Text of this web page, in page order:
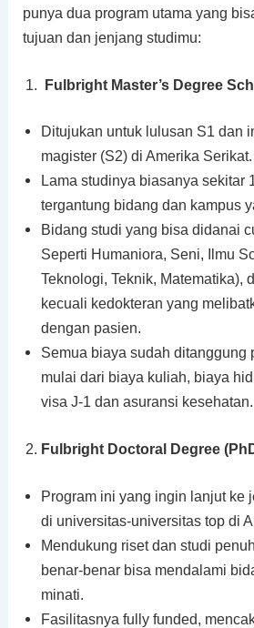
punya dua program utama yang
tujuan dan jenjang studimu:
Fulbright Master’s Degree
Ditujukan untuk lulusan S1 dan
magister (S2) di Amerika Serikat.
Lama studinya biasanya sekitar
tergantung bidang dan kampus
Bidang studi yang bisa didanai
Seperti Humaniora, Seni, Ilmu
Teknologi, Teknik, Matematika),
kecuali kedokteran yang
dengan pasien.
Semua biaya sudah ditanggung
mulai dari biaya kuliah, biaya
visa J-1 dan asuransi kesehatan.
Fulbright Doctoral Degree
Program ini yang ingin lanjut ke
di universitas-universitas top di
Mendukung riset dan studi
benar-benar bisa mendalami
minati.
Fasilitasnya fully funded,